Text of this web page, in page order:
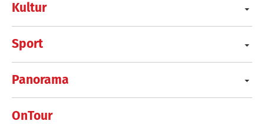
Kultur
Sport
Panorama
OnTour